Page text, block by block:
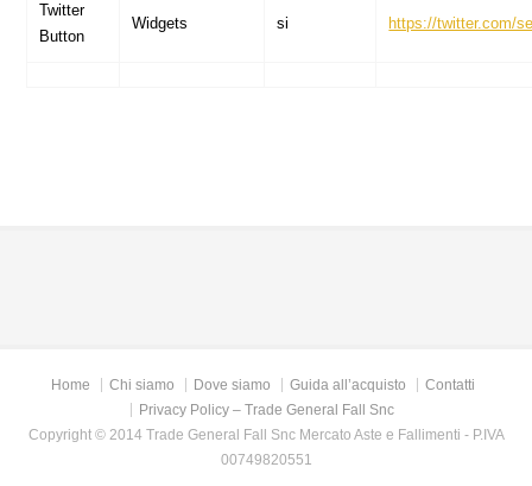
Twitter
Button
Widgets si https://twitter.com/
Home Chi siamo Dove siamo Guida all’acquisto
Contatti
Privacy Policy – Trade General Fall Snc
Copyright © 2014 Trade General Fall Snc Mercato Aste e Fallimenti - P.IVA
00749820551